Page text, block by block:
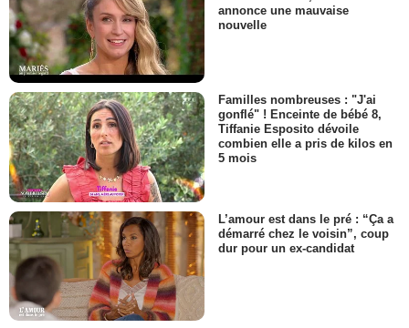
annonce une mauvaise
nouvelle
Familles nombreuses : "J'ai
gonflé" ! Enceinte de bébé 8,
Tiffanie Esposito dévoile
combien elle a pris de kilos en
5 mois
L’amour est dans le pré : “Ça a
démarré chez le voisin”, coup
dur pour un ex-candidat